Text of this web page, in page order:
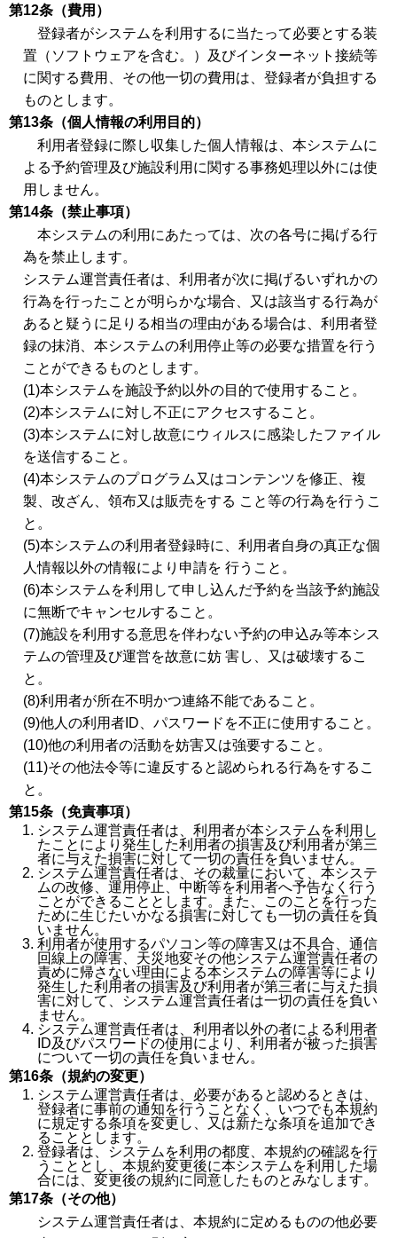
第12条（費用）
登録者がシステムを利用するに当たって必要とする装
置（ソフトウェアを含む。）及びインターネット接続等
に関する費用、その他一切の費用は、登録者が負担する
ものとします。
第13条（個人情報の利用目的）
利用者登録に際し収集した個人情報は、本システムに
よる予約管理及び施設利用に関する事務処理以外には使
用しません。
第14条（禁止事項）
本システムの利用にあたっては、次の各号に掲げる行
為を禁止します。
システム運営責任者は、利用者が次に掲げるいずれかの
行為を行ったことが明らかな場合、又は該当する行為が
あると疑うに足りる相当の理由がある場合は、利用者登
録の抹消、本システムの利用停止等の必要な措置を行う
ことができるものとします。
(1)本システムを施設予約以外の目的で使用すること。
(2)本システムに対し不正にアクセスすること。
(3)本システムに対し故意にウィルスに感染したファイル
を送信すること。
(4)本システムのプログラム又はコンテンツを修正、複
製、改ざん、領布又は販売をする こと等の行為を行うこ
と。
(5)本システムの利用者登録時に、利用者自身の真正な個
人情報以外の情報により申請を 行うこと。
(6)本システムを利用して申し込んだ予約を当該予約施設
に無断でキャンセルすること。
(7)施設を利用する意思を伴わない予約の申込み等本シス
テムの管理及び運営を故意に妨 害し、又は破壊するこ
と。
(8)利用者が所在不明かつ連絡不能であること。
(9)他人の利用者ID、パスワードを不正に使用すること。
(10)他の利用者の活動を妨害又は強要すること。
(11)その他法令等に違反すると認められる行為をするこ
と。
第15条（免責事項）
システム運営責任者は、利用者が本システムを利用し
たことにより発生した利用者の損害及び利用者が第三
者に与えた損害に対して一切の責任を負いません。
システム運営責任者は、その裁量において、本システ
ムの改修、運用停止、中断等を利用者へ予告なく行う
ことができることとします。また、このことを行った
ために生じたいかなる損害に対しても一切の責任を負
いません。
利用者が使用するパソコン等の障害又は不具合、通信
回線上の障害、天災地変その他システム運営責任者の
責めに帰さない理由による本システムの障害等により
発生した利用者の損害及び利用者が第三者に与えた損
害に対して、システム運営責任者は一切の責任を負い
ません。
システム運営責任者は、利用者以外の者による利用者
ID及びパスワードの使用により、利用者が被った損害
について一切の責任を負いません。
第16条（規約の変更）
システム運営責任者は、必要があると認めるときは、
登録者に事前の通知を行うことなく、いつでも本規約
に規定する条項を変更し、又は新たな条項を追加でき
ることとします。
登録者は、システムを利用の都度、本規約の確認を行
うこととし、本規約変更後に本システムを利用した場
合には、変更後の規約に同意したものとみなします。
第17条（その他）
システム運営責任者は、本規約に定めるものの他必要